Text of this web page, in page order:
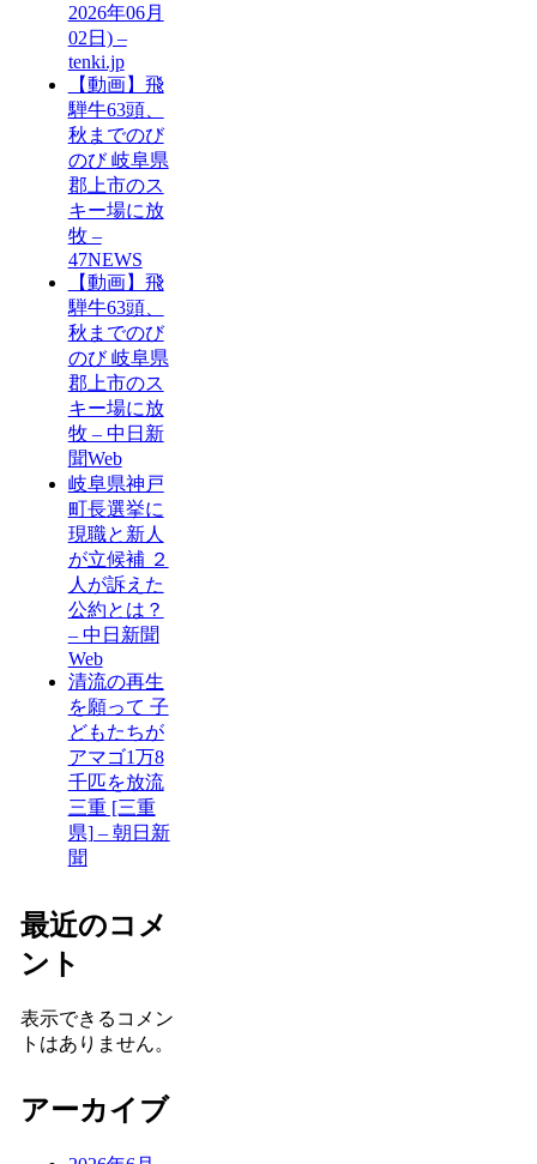
2026年06月
02日) –
tenki.jp
【動画】飛
騨牛63頭、
秋までのび
のび 岐阜県
郡上市のス
キー場に放
牧 –
47NEWS
【動画】飛
騨牛63頭、
秋までのび
のび 岐阜県
郡上市のス
キー場に放
牧 – 中日新
聞Web
岐阜県神戸
町長選挙に
現職と新人
が立候補 ２
人が訴えた
公約とは？
– 中日新聞
Web
清流の再生
を願って 子
どもたちが
アマゴ1万8
千匹を放流
三重 [三重
県] – 朝日新
聞
最近のコメ
ント
表示できるコメン
トはありません。
アーカイブ